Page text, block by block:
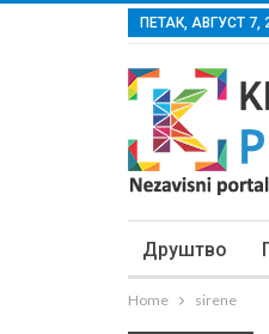
ПЕТАК, АВГУСТ 7,
Друштво
Home sirene